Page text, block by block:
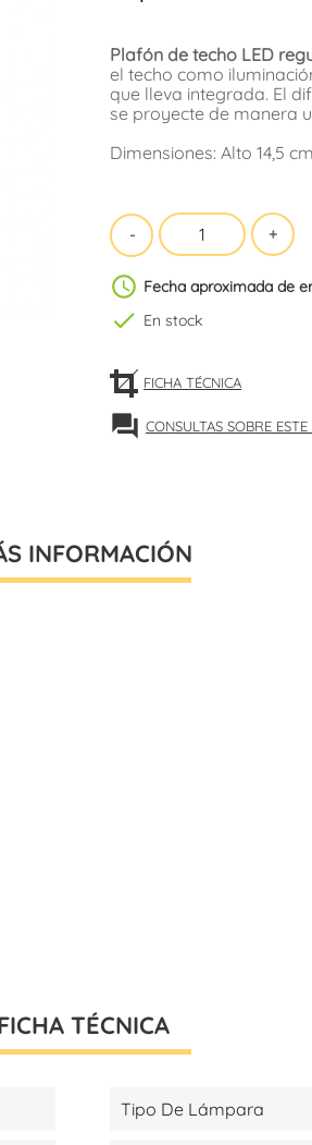
Plafón de techo LED
el techo como
que lleva integrada. El
se proyecte de manera
Dimensiones: Alto 14,5
schedule Fecha aproximada de
check En stock
FICHA TÉCNICA
forum CONSULTAS SOBRE
INFORMACIÓN
TÉCNICA
Tipo De Lámpara